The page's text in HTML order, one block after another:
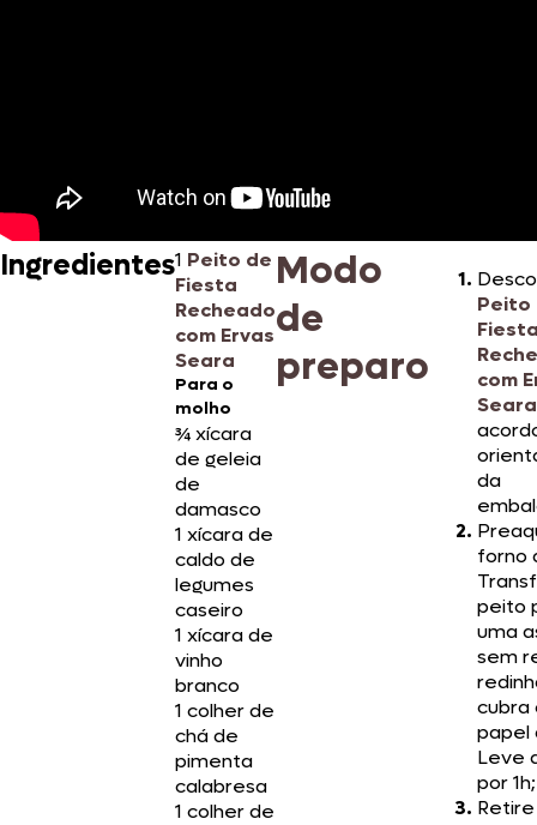
Ingredientes1 Peito de
Fiesta
Recheado
com Ervas
Seara
Para o
molho
¾ xícara
de geleia
de
damasco
1 xícara de
caldo de
legumes
caseiro
1 xícara de
vinho
branco
1 colher de
chá de
pimenta
calabresa
1 colher de
Modo
de
preparo
Peito
com
Seara
da
forno
peito
uma
sem
cubra
papel
Leve
por 1h;